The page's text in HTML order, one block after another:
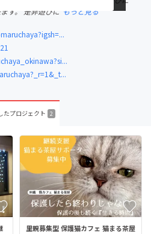
す。 是非遊びに もっと見る
たプロジェクト 2
里親募集型 保護猫カフェ 猫まる茶屋